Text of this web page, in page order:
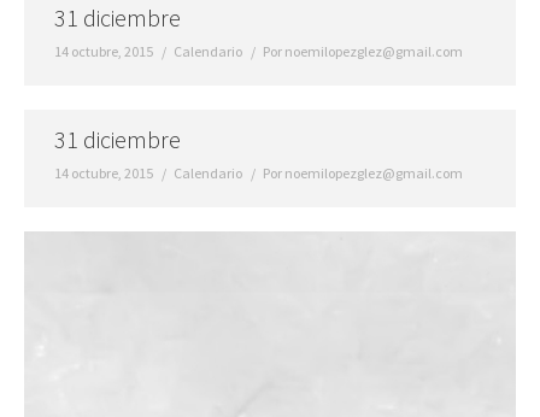
31 diciembre
14 octubre, 2015 Calendario Por noemilopezglez@gmail.com
31 diciembre
14 octubre, 2015 Calendario Por noemilopezglez@gmail.com